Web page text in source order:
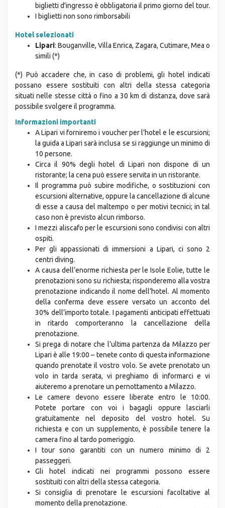
biglietti d'ingresso è obbligatoria il primo giorno del tour.
I biglietti non sono rimborsabili
Hotel selezionati
Lipari: Bouganville, Villa Enrica, Zagara, Cutimare, Mea o
simili (*)
(*) Può accadere che, in caso di problemi, gli hotel indicati
possano essere sostituiti con altri della stessa categoria
situati nelle stesse città o fino a 30 km di distanza, dove sarà
possibile svolgere il programma.
Informazioni importanti
A Lipari vi forniremo i voucher per l’hotel e le escursioni;
la guida a Lipari sarà inclusa se si raggiunge un minimo di
10 persone.
Circa il 90% degli hotel di Lipari non dispone di un
ristorante; la cena può essere servita in un ristorante.
Il programma può subire modifiche, o sostituzioni con
escursioni alternative, oppure la cancellazione di alcune
di esse a causa del maltempo o per motivi tecnici; in tal
caso non è previsto alcun rimborso.
I mezzi aliscafo per le escursioni sono condivisi con altri
ospiti.
Per gli appassionati di immersioni a Lipari, ci sono 2
centri diving.
A causa dell’enorme richiesta per le Isole Eolie, tutte le
prenotazioni sono su richiesta; risponderemo alla vostra
prenotazione indicando il nome dell’hotel. Al momento
della conferma deve essere versato un acconto del
30% dell’importo totale. I pagamenti anticipati effettuati
in ritardo comporteranno la cancellazione della
prenotazione.
Si prega di notare che l’ultima partenza da Milazzo per
Lipari è alle 19:00 – tenete conto di questa informazione
quando prenotate il vostro volo. Se avete prenotato un
volo in tarda serata, vi preghiamo di informarci e vi
aiuteremo a prenotare un pernottamento a Milazzo.
Le camere devono essere liberate entro le 10:00.
Potete portare con voi i bagagli oppure lasciarli
gratuitamente nel deposito del vostro hotel. Su
richiesta e con un supplemento, è possibile tenere la
camera fino al tardo pomeriggio.
I tour sono garantiti con un numero minimo di 2
passeggeri.
Gli hotel indicati nei programmi possono essere
sostituiti con altri della stessa categoria.
Si consiglia di prenotare le escursioni facoltative al
momento della prenotazione.